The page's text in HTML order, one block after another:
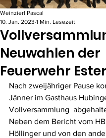
Neuwahlen der
Feuerwehr
Weinzierl Pascal
10. Jan. 2023 1 Min. Lesezeit
Nach zweijähriger Pause
Jänner im Gasthaus
Vollversammlung
Neben dem Bericht vom
Höllinger und von den